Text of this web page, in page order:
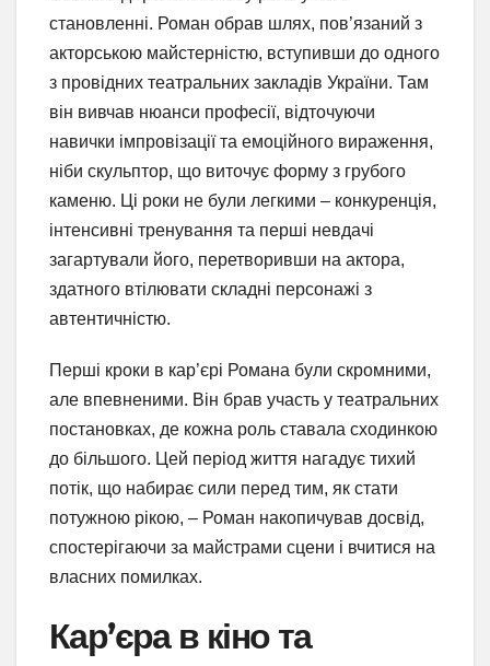
становленні. Роман обрав шлях, пов’язаний з
акторською майстерністю, вступивши до одного
з провідних театральних закладів України. Там
він вивчав нюанси професії, відточуючи
навички імпровізації та емоційного вираження,
ніби скульптор, що виточує форму з грубого
каменю. Ці роки не були легкими – конкуренція,
інтенсивні тренування та перші невдачі
загартували його, перетворивши на актора,
здатного втілювати складні персонажі з
автентичністю.
Перші кроки в кар’єрі Романа були скромними,
але впевненими. Він брав участь у театральних
постановках, де кожна роль ставала сходинкою
до більшого. Цей період життя нагадує тихий
потік, що набирає сили перед тим, як стати
потужною рікою, – Роман накопичував досвід,
спостерігаючи за майстрами сцени і вчитися на
власних помилках.
Кар’єра в кіно та